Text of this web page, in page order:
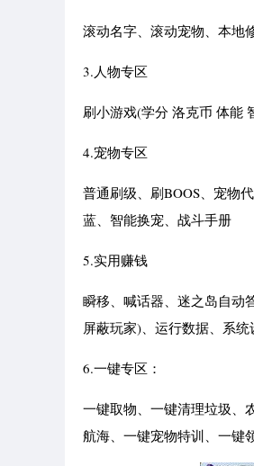
滚动名字、滚动宠物、本地
3.人物专区
刷小游戏(学分 洛克币 体能
4.宠物专区
普通刷级、刷BOOS、宠物
蓝、智能换宠、战斗手册
5.实用赚钱
瞬移、喊话器、迷之岛自动
屏蔽玩家)、运行数据、系统
6.一键专区：
一键取物、一键清理垃圾、
航海、一键宠物特训、一键